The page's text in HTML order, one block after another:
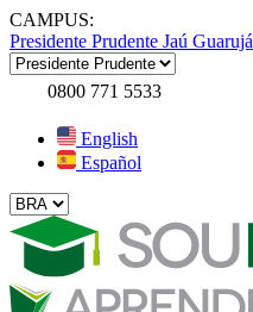
CAMPUS:
Presidente Prudente Jaú Guarujá
0800 771 5533
English
Español